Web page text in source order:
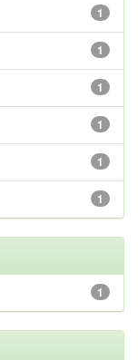
1
1
1
1
1
1
1